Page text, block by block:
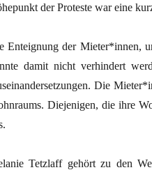
der Proteste war eine
Enteignung der Mieter*innen,
damit nicht verhindert
Die
Diejenigen, die ihre
Tetzlaff gehört zu den